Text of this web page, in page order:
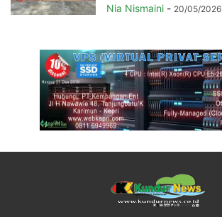
Nia Nismaini - 20/05/2026